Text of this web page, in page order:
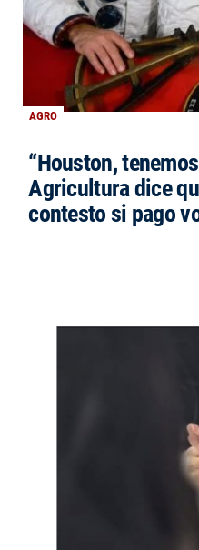
AGRO
“Houston,
Agricultura dice
contesto si pago